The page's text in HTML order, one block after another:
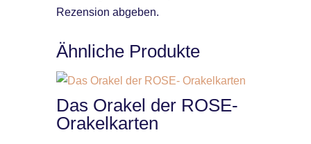
Rezension abgeben.
Ähnliche Produkte
Das Orakel der ROSE-
Orakelkarten